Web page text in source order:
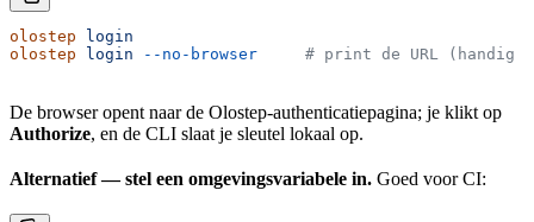
olostep login
olostep login --no-browser
# print de URL (handig
De browser opent naar de Olostep-authenticatiepagina; je klikt op
Authorize, en de CLI slaat je sleutel lokaal op.
Alternatief — stel een omgevingsvariabele in. Goed voor CI: